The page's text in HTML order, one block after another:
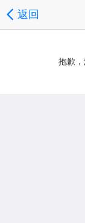
返回
抱歉